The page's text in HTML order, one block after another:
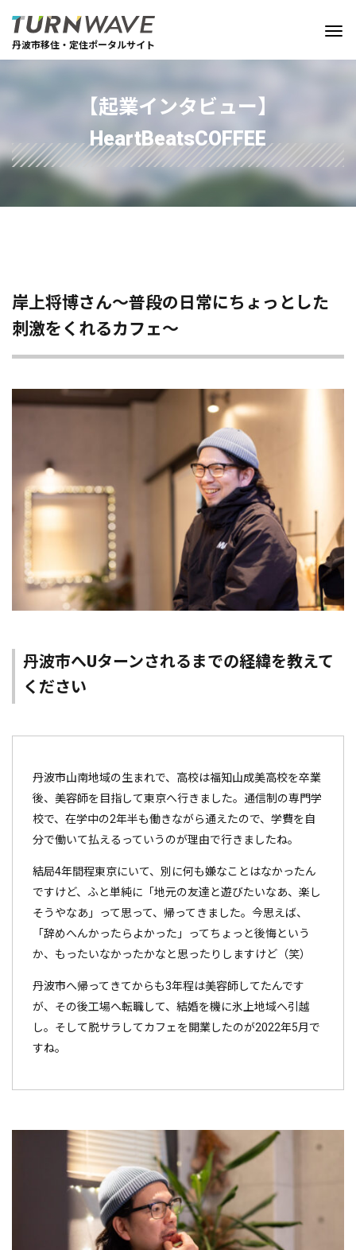
丹波市移住・定住ポータルサイト
【起業インタビュー】
HeartBeatsCOFFEE
岸上将博さん～普段の⽇常にちょっとした
刺激をくれるカフェ～
丹波市へUターンされるまでの経緯を教えて
ください
丹波市山南地域の生まれで、高校は福知山成美高校を卒業
後、美容師を目指して東京へ行きました。通信制の専門学
校で、在学中の2年半も働きながら通えたので、学費を自
分で働いて払えるっていうのが理由で行きましたね。
結局4年間程東京にいて、別に何も嫌なことはなかったん
ですけど、ふと単純に「地元の友達と遊びたいなあ、楽し
そうやなあ」って思って、帰ってきました。今思えば、
「辞めへんかったらよかった」ってちょっと後悔という
か、もったいなかったかなと思ったりしますけど（笑）
丹波市へ帰ってきてからも3年程は美容師してたんです
が、その後工場へ転職して、結婚を機に氷上地域へ引越
し。そして脱サラしてカフェを開業したのが2022年5月で
すね。